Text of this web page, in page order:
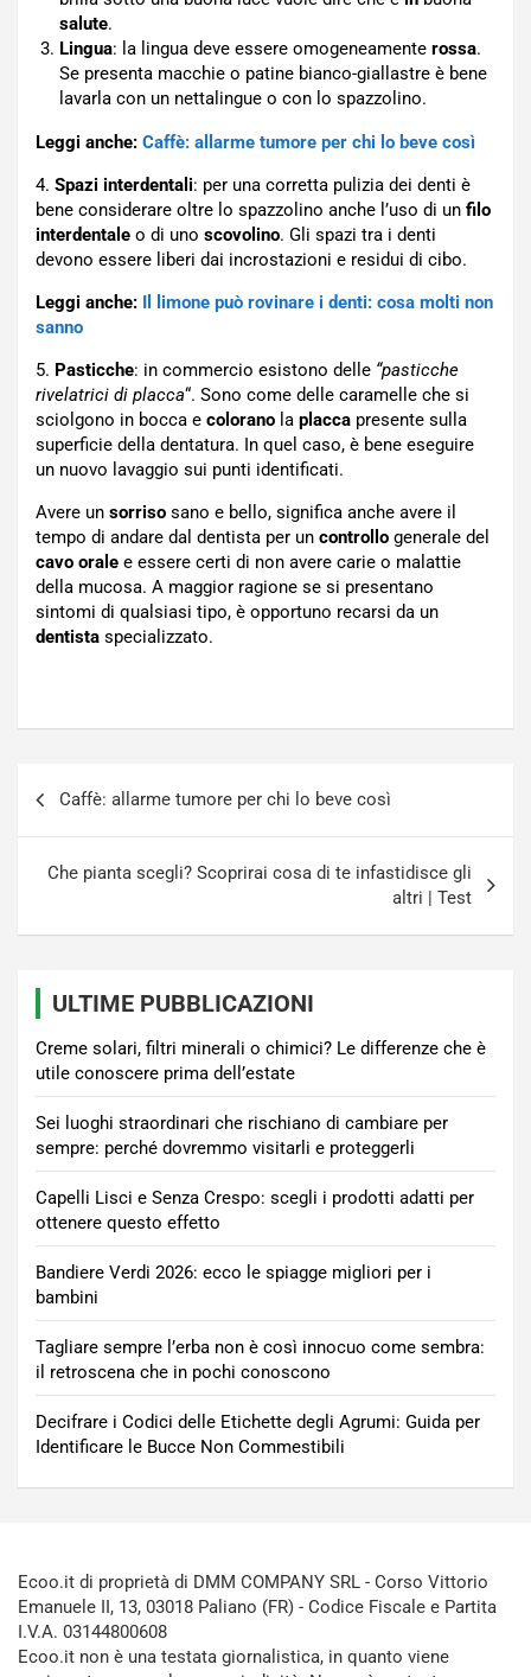
salute.
Lingua: la lingua deve essere omogeneamente rossa.
Se presenta macchie o patine bianco-giallastre è bene
lavarla con un nettalingue o con lo spazzolino.
Leggi anche: Caffè: allarme tumore per chi lo beve così
4. Spazi interdentali: per una corretta pulizia dei denti è
bene considerare oltre lo spazzolino anche l’uso di un filo
interdentale o di uno scovolino. Gli spazi tra i denti
devono essere liberi dai incrostazioni e residui di cibo.
Leggi anche:
Il limone può rovinare i denti: cosa molti non
sanno
5. Pasticche: in commercio esistono delle “pasticche
rivelatrici di placca“. Sono come delle caramelle che si
sciolgono in bocca e colorano la placca presente sulla
superficie della dentatura. In quel caso, è bene eseguire
un nuovo lavaggio sui punti identificati.
Avere un sorriso sano e bello, significa anche avere il
tempo di andare dal dentista per un controllo generale del
cavo orale e essere certi di non avere carie o malattie
della mucosa. A maggior ragione se si presentano
sintomi di qualsiasi tipo, è opportuno recarsi da un
dentista specializzato.
Caffè: allarme tumore per chi lo beve così
Che pianta scegli? Scoprirai cosa di te infastidisce gli
altri | Test
ULTIME PUBBLICAZIONI
Creme solari, filtri minerali o chimici? Le differenze che è
utile conoscere prima dell’estate
Sei luoghi straordinari che rischiano di cambiare per
sempre: perché dovremmo visitarli e proteggerli
Capelli Lisci e Senza Crespo: scegli i prodotti adatti per
ottenere questo effetto
Bandiere Verdi 2026: ecco le spiagge migliori per i
bambini
Tagliare sempre l’erba non è così innocuo come sembra:
il retroscena che in pochi conoscono
Decifrare i Codici delle Etichette degli Agrumi: Guida per
Identificare le Bucce Non Commestibili
Ecoo.it di proprietà di DMM COMPANY SRL - Corso Vittorio
Emanuele II, 13, 03018 Paliano (FR) - Codice Fiscale e Partita
I.V.A. 03144800608
Ecoo.it non è una testata giornalistica, in quanto viene